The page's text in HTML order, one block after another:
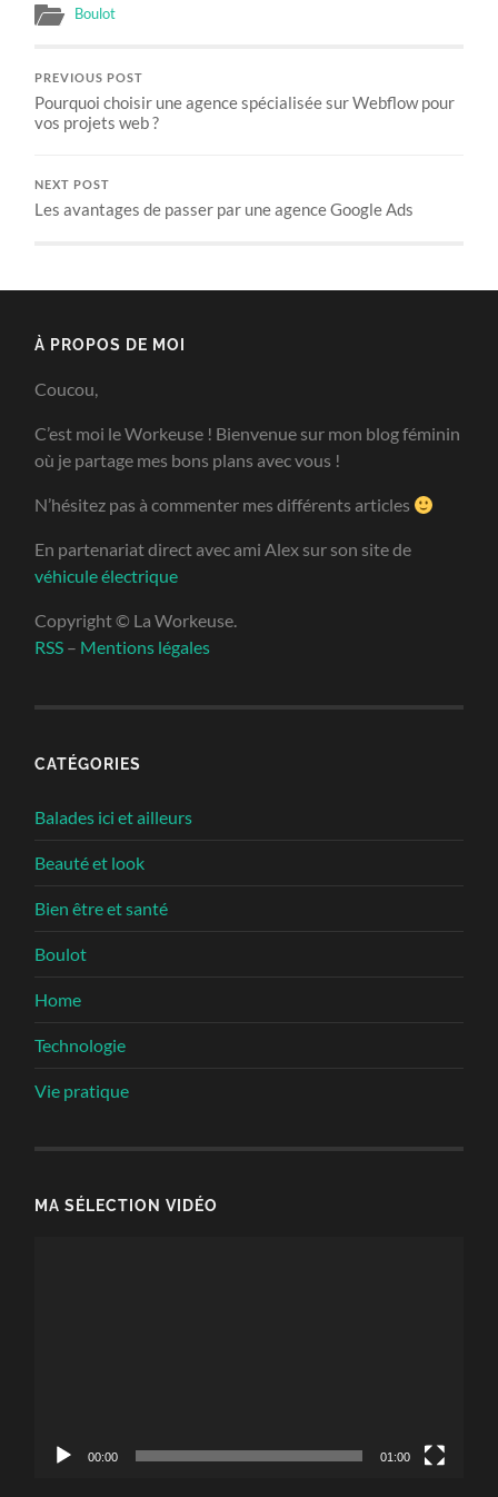
Boulot
PREVIOUS POST
Pourquoi choisir une agence spécialisée sur Webflow pour
vos projets web ?
NEXT POST
Les avantages de passer par une agence Google Ads
À PROPOS DE MOI
Coucou,
C’est moi le Workeuse ! Bienvenue sur mon blog féminin
où je partage mes bons plans avec vous !
N’hésitez pas à commenter mes différents articles
En partenariat direct avec ami Alex sur son site de
véhicule électrique
Copyright © La Workeuse.
RSS – Mentions légales
CATÉGORIES
Balades ici et ailleurs
Beauté et look
Bien être et santé
Boulot
Home
Technologie
Vie pratique
MA SÉLECTION VIDÉO
00:00 01:00